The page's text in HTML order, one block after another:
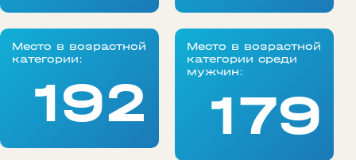
Место в возрастной
категории:
192
Место в возрастной
категории среди
мужчин:
179